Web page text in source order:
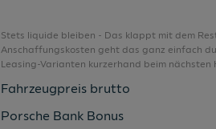
Klimaanlage
Komfortsitze
Kopfstützen hinten
Kopfthorax-
Stets liquide bleiben - Das klappt mit dem
Anschaffungskosten geht das ganz einfach
Leasing-Varianten kurzerhand beim
Fahrzeugpreis brutto
Porsche Bank Bonus